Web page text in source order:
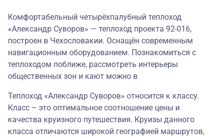
Комфортабельный четырёхпалубный теплоход
«Александр Суворов» — теплоход проекта 92-016,
построен в Чехословакии. Оснащён современным
навигационным оборудованием. Познакомиться с
теплоходом поближе, рассмотреть интерьеры
общественных зон и кают можно в
Теплоход «Александр Суворов» относится к классу.
Класс – это оптимальное соотношение цены и
качества круизного путешествия. Круизы данного
класса отличаются широкой географией маршрутов,